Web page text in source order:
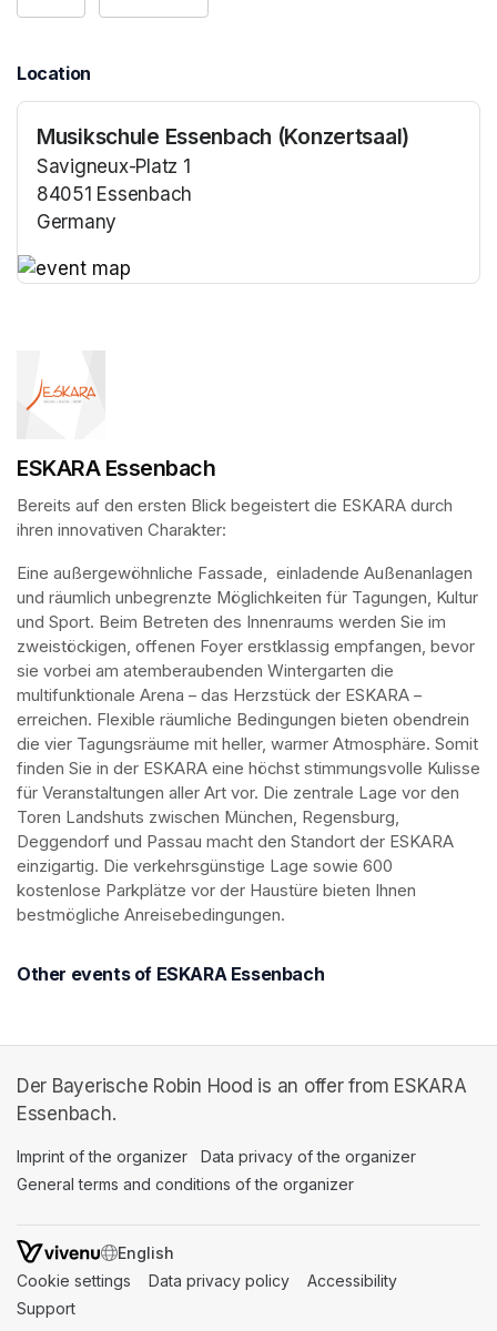
Location
Musikschule Essenbach (Konzertsaal)
Savigneux-Platz 1
84051 Essenbach
Germany
ESKARA Essenbach
Bereits auf den ersten Blick begeistert die ESKARA durch
ihren innovativen Charakter:
Eine außergewöhnliche Fassade,  einladende Außenanlagen
und räumlich unbegrenzte Möglichkeiten für Tagungen, Kultur
und Sport. Beim Betreten des Innenraums werden Sie im
zweistöckigen, offenen Foyer erstklassig empfangen, bevor
sie vorbei am atemberaubenden Wintergarten die
multifunktionale Arena – das Herzstück der ESKARA –
erreichen. Flexible räumliche Bedingungen bieten obendrein
die vier Tagungsräume mit heller, warmer Atmosphäre. Somit
finden Sie in der ESKARA eine höchst stimmungsvolle Kulisse
für Veranstaltungen aller Art vor. Die zentrale Lage vor den
Toren Landshuts zwischen München, Regensburg,
Deggendorf und Passau macht den Standort der ESKARA
einzigartig. Die verkehrsgünstige Lage sowie 600
kostenlose Parkplätze vor der Haustüre bieten Ihnen
bestmögliche Anreisebedingungen.
Other events of ESKARA Essenbach
Der Bayerische Robin Hood is an offer from ESKARA
Essenbach.
Imprint of the organizer (opens in a new tab)
Data privacy of the organizer
General terms and conditions of the organizer
SWITCH LANGUAGE
Cookie settings (opens in a new tab)
Data privacy policy (opens in a new tab)
Accessibility
Support